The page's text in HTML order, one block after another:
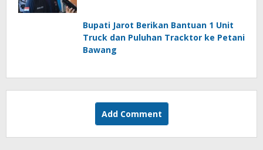
Bupati Jarot Berikan Bantuan 1 Unit
Truck dan Puluhan Tracktor ke Petani
Bawang
Add Comment